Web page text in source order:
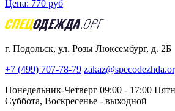
Цена: 770 руб
г. Подольск, ул. Розы Люксембург, д. 2Б
+7 (499) 707-78-79
Понедельник-Четверг 09:00 - 17:00
Суббота, Воскресенье - выходной